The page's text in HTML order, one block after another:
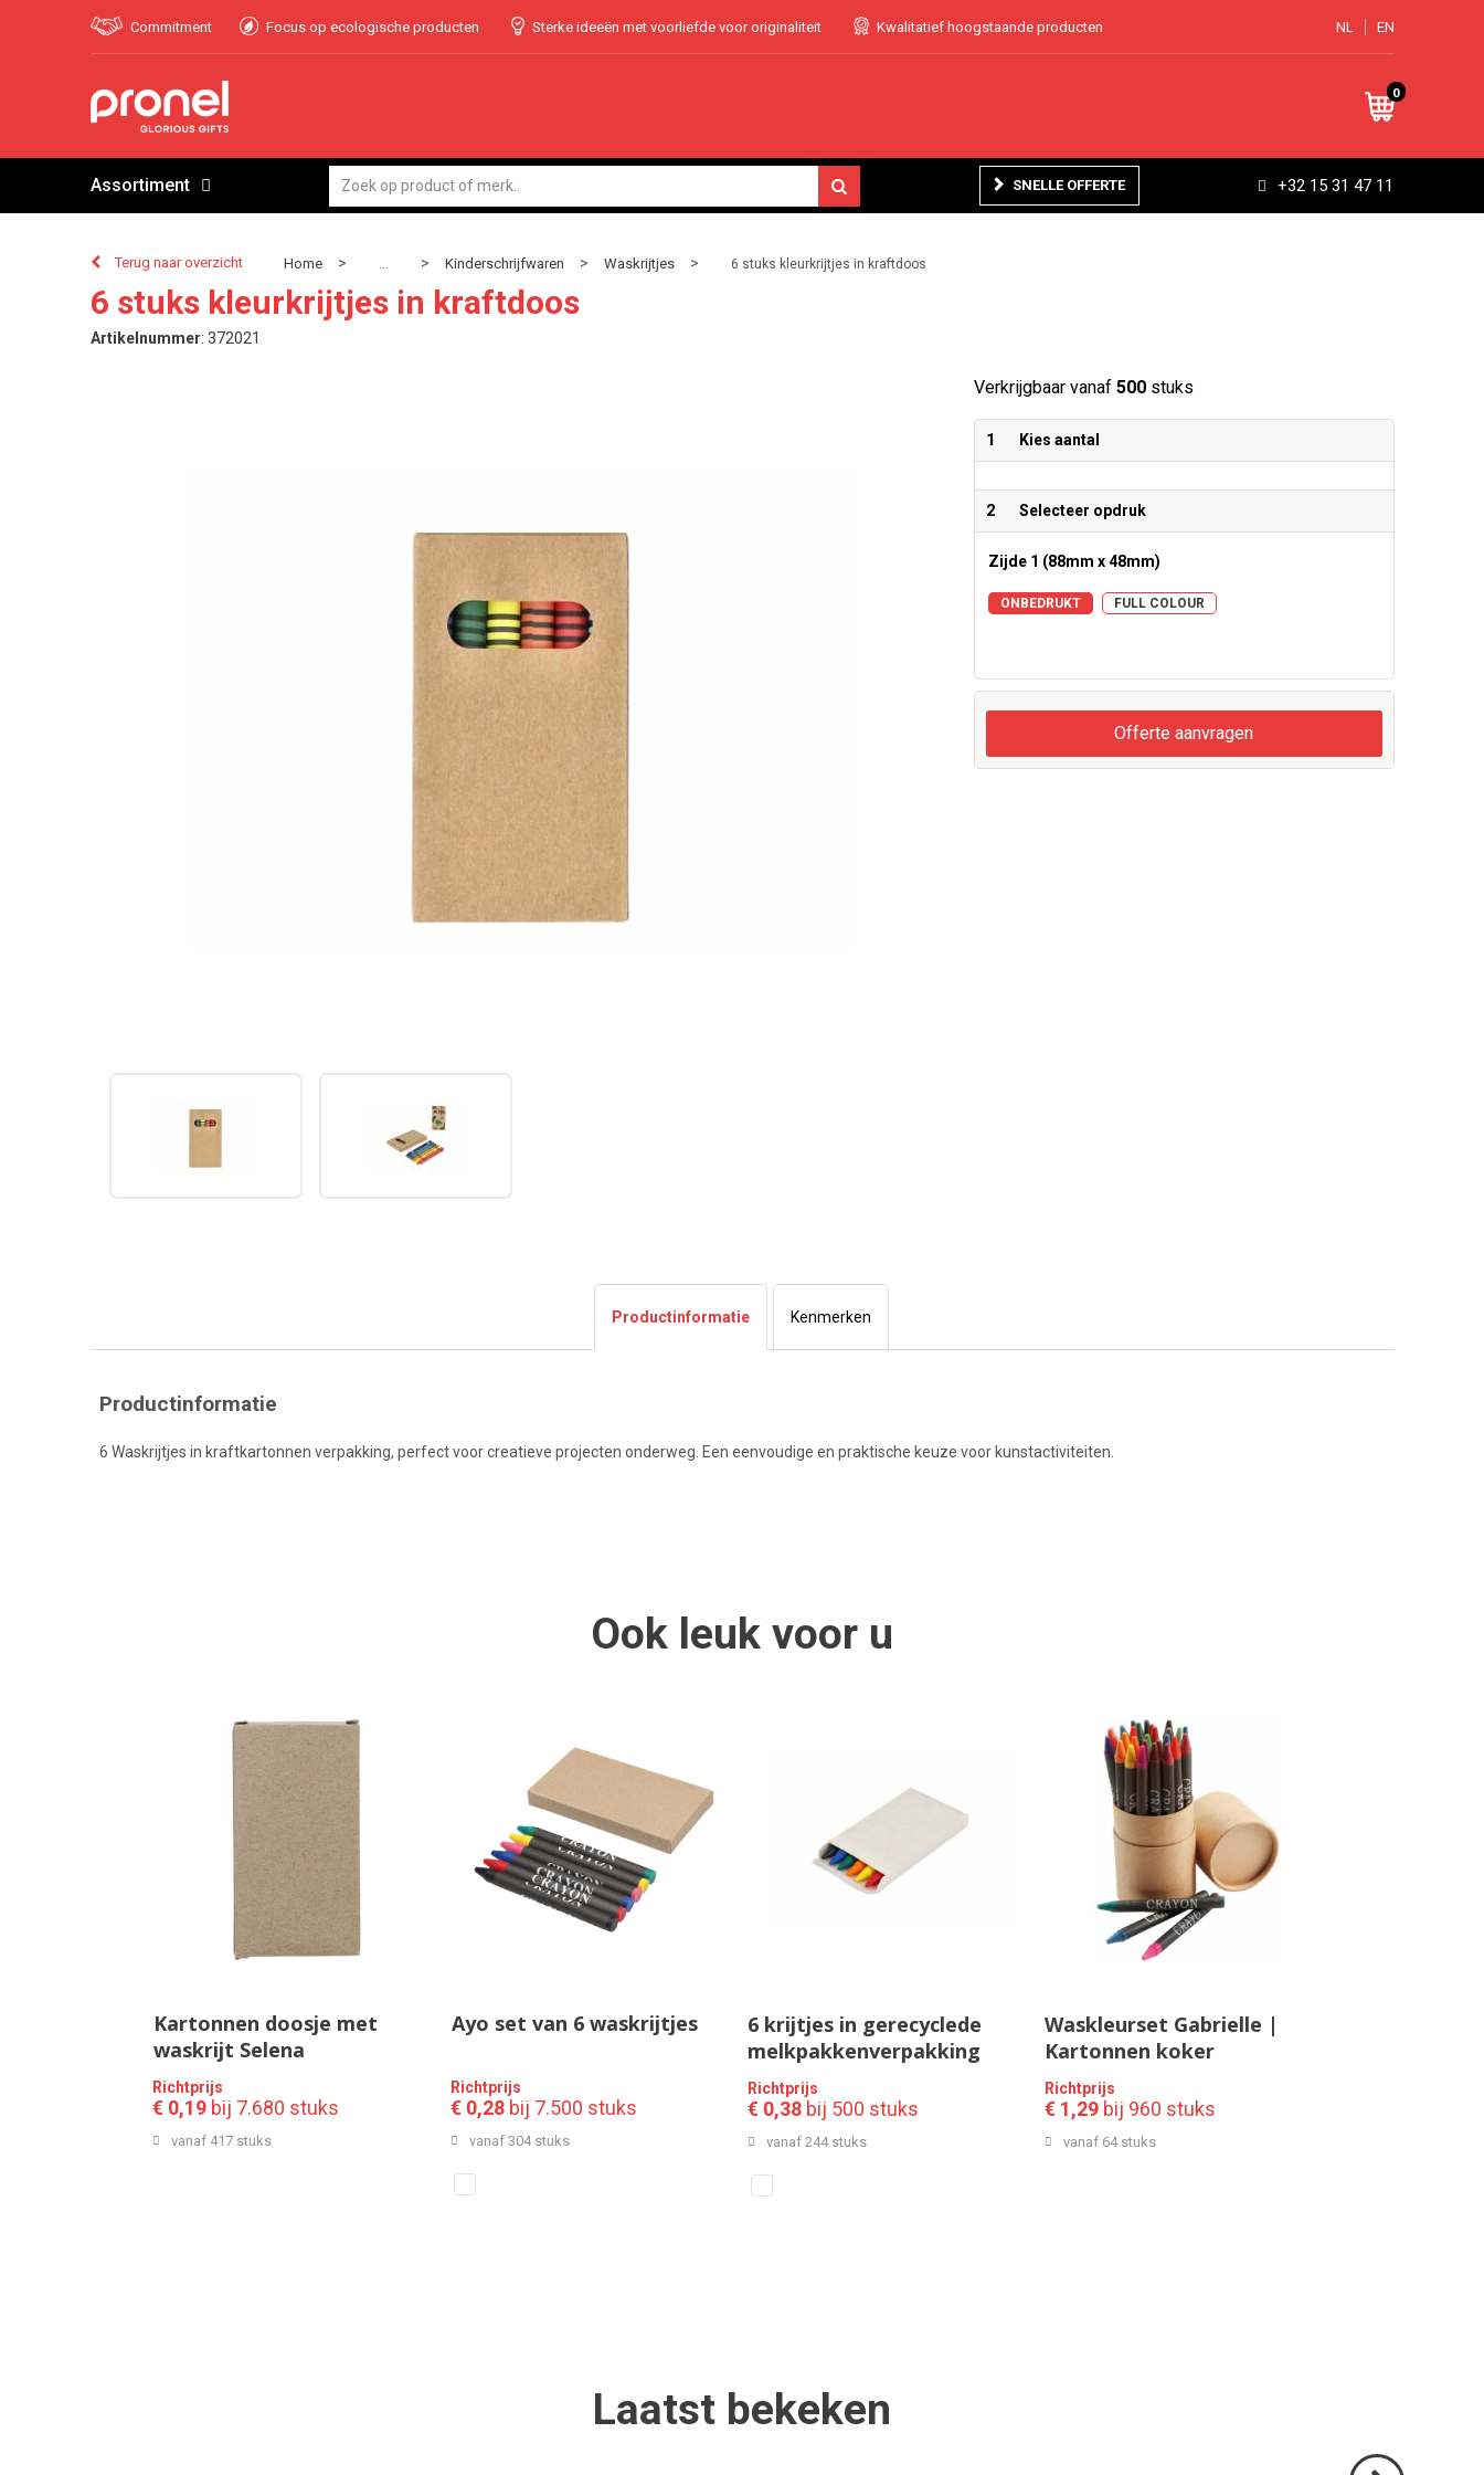
Commitment Focus op ecologische producten Sterke ideeën met voorliefde voor originaliteit Kwalitatief hoogstaande producten NL EN
0
Assortiment SNELLE OFFERTE +32 15 31 47 11
Terug naar overzicht Home > ... > Kinderschrijfwaren > Waskrijtjes > 6 stuks kleurkrijtjes in kraftdoos
6 stuks kleurkrijtjes in kraftdoos
Artikelnummer: 372021
Verkrijgbaar vanaf 500stuks
1 Kies aantal
2 Selecteer opdruk
Zijde 1 (88mm x 48mm)
ONBEDRUKT FULL COLOUR
Offerte aanvragen
Productinformatie Kenmerken
Productinformatie
6 Waskrijtjes in kraftkartonnen verpakking, perfect voor creatieve projecten onderweg. Een eenvoudige en praktische keuze voor kunstactiviteiten.
Ook leuk voor u
Kartonnen doosje met
waskrijt Selena
Richtprijs
€ 0,19 bij 7.680 stuks
vanaf 417 stuks
Ayo set van 6 waskrijtjes
Richtprijs
€ 0,28bij 7.500 stuks
vanaf 304 stuks
6 krijtjes in gerecyclede
melkpakkenverpakking
Richtprijs
€ 0,38bij 500 stuks
vanaf 244 stuks
Waskleurset Gabrielle |
Kartonnen koker
Richtprijs
€ 1,29 bij 960 stuks
vanaf 64 stuks
Laatst bekeken